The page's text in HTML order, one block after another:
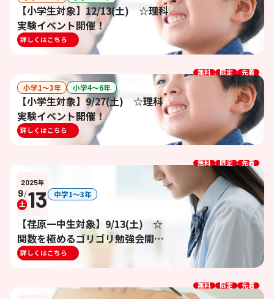
【小学生対象】12/13(土) ☆理科
実験イベント開催！
詳しくはこちら
小学1〜3年 小学4〜6年
【小学生対象】9/27(土) ☆理科
実験イベント開催！
詳しくはこちら
無料 限定 先着
2025年
9/13
土
中学1〜3年
【荏原一中生対象】9/13(土) ☆
関数を極めるゴリゴリ勉強会開
催！ ※終了しました
詳しくはこちら
無料 限定 先着
無料 限定 先着